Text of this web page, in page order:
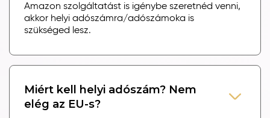
Amazon szolgáltatást is igénybe szeretnéd venni,
akkor helyi adószámra/adószámoka is
szükséged lesz.
Miért kell helyi adószám? Nem
elég az EU-s?